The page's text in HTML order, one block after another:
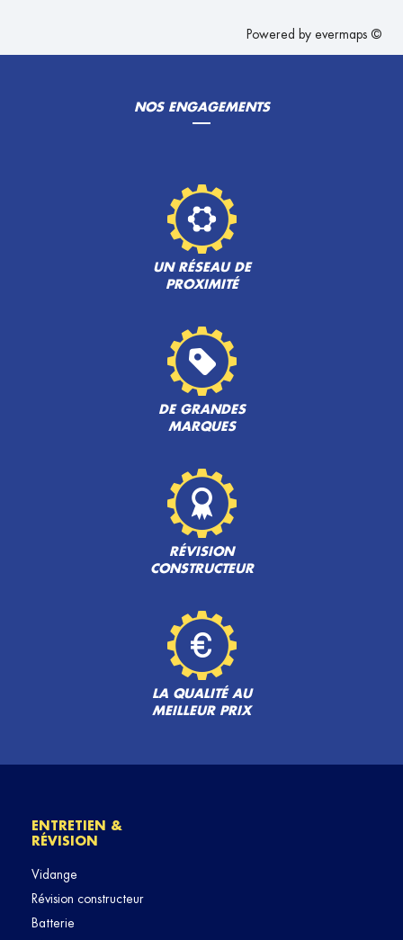
Powered by evermaps ©
NOS ENGAGEMENTS
UN RÉSEAU DE
PROXIMITÉ
DE GRANDES
MARQUES
RÉVISION
CONSTRUCTEUR
LA QUALITÉ AU
MEILLEUR PRIX
ENTRETIEN &
RÉVISION
Vidange
Révision constructeur
Batterie